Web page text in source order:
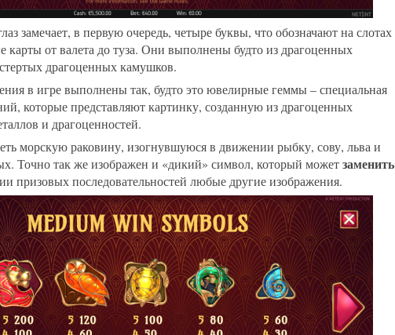
замечает, в первую очередь, четыре буквы, что обозначают на слотах
карты от валета до туза. Они выполнены будто из драгоценных
драгоценных камушков.
в игре выполнены так, будто это ювелирные геммы – специальная
которые представляют картинку, созданную из драгоценных
и драгоценностей.
морскую раковину, изогнувшуюся в движении рыбку, сову, льва и
Точно так же изображен и «дикий» символ, который можетзаменить
призовых последовательностей любые другие изображения.